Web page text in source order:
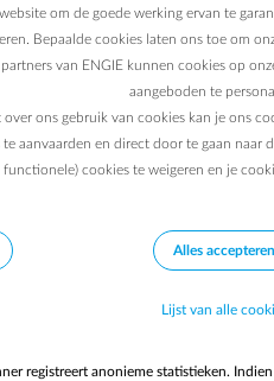
27/03/
om de goede werking ervan te
Bepaalde cookies laten ons toe om
van ENGIE kunnen cookies op
aangeboden te
ons gebruik van cookies kan je ons
te aanvaarden en direct door te gaan
functionele) cookies te weigeren en je
Alles accepteren
Lijst van alle
registreert anonieme statistieken.